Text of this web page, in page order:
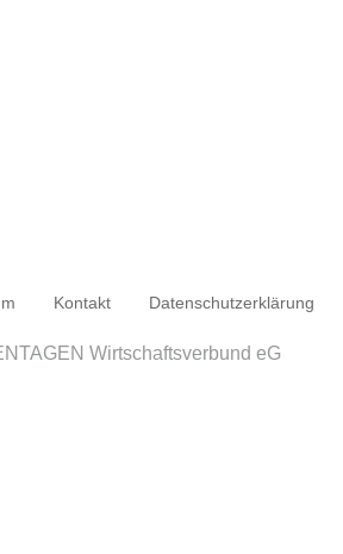
Kontakt Datenschutzerklärung
Wirtschaftsverbund eG